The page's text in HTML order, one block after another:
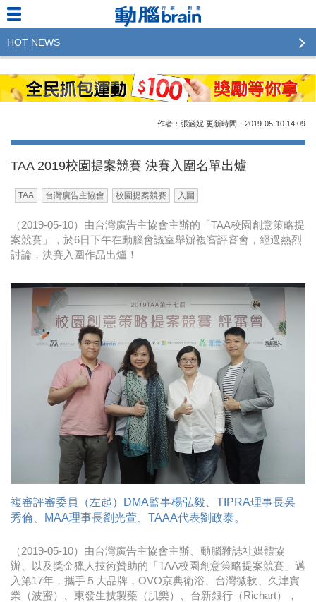
作者：張涵妮 更新時間：2019-05-10 14:09
TAA 2019校園提案競賽 決賽入圍名單出爐
TAA 台灣廣告主協會 校園提案競賽 入圍
（2019-05-10）由台灣廣告主協會主辦的「TAA校園創意策略提
案競賽」，於6日下午在動腦會議室舉辦複審評審會，經過熱烈
討論，決賽入圍作品出爐！
複審評審委員（左起）DMA監事楊弘毅、TIPRA理事長吳
秀倫、MAA理事長劉光萱、TAAA代表劉政泰。
（2019-05-10）由台灣廣告主協會主辦、動腦雜誌社媒體協
辦、以及獎金獵人技術贊助的「TAA校園創意策略提案競賽」邁
入第17年，攜手５大品牌，OVO京典衛浴、台灣微軟、久津實
業（波蜜）、東發生技製藥（肌樂）、台新銀行（Richart），
HOT NEWS
2023行銷傳播傑出貢獻獎 啟動徵件！期許參賽作品
更創新及具影響力
2022行銷傳播傑出貢獻獎得獎名單揭曉，近400位行
感美照
2023台灣民生快消品牌排行 14億次國民消費揭曉品
牌足跡贏家
CSD中衛營運長張德成：中衛跳脫框架 玩出口罩新
時尚
金獎的代價 牛恆泰：沒人知道我失去什麼！
台灣百事食品 注重品牌體驗創造差異化
黃麗萍：媒體代理商有幫客戶升級的責任！
牛恆泰：媒體產業蛻變關鍵期，數位轉型該怎麼
搞？（上）